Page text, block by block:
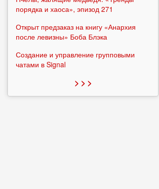
порядка и хаоса», эпизод 271
Открыт предзаказ на книгу «Анархия
после левизны» Боба Блэка
Создание и управление групповыми
чатами в Signal
> > >